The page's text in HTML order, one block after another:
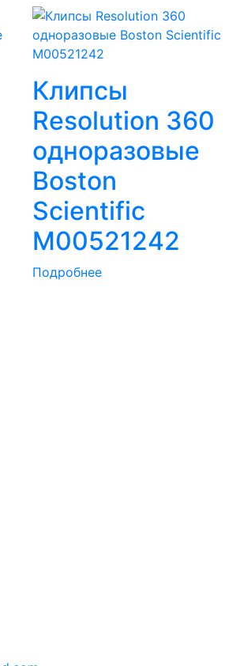
Клипсы
Resolution 360
одноразовые
Boston
Scientific
M00521242
Подробнее